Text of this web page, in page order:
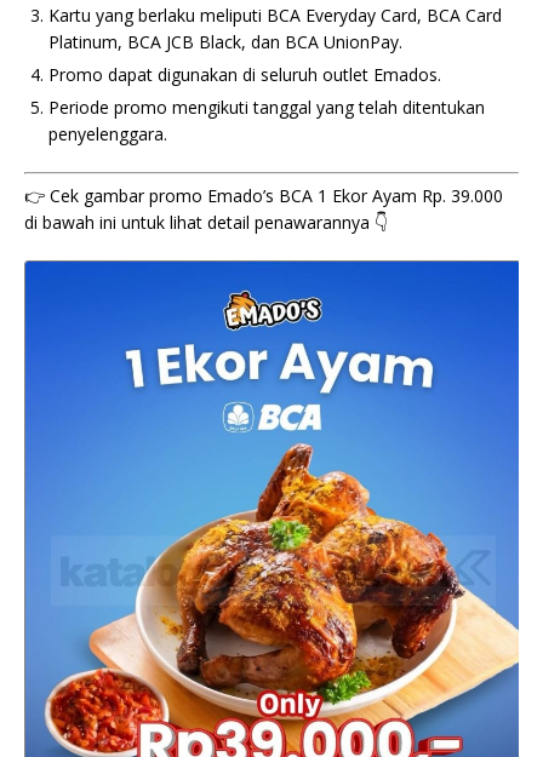
Kartu yang berlaku meliputi BCA Everyday Card, BCA Card
Platinum, BCA JCB Black, dan BCA UnionPay.
Promo dapat digunakan di seluruh outlet Emados.
Periode promo mengikuti tanggal yang telah ditentukan
penyelenggara.
👉 Cek gambar promo Emado’s BCA 1 Ekor Ayam Rp. 39.000
di bawah ini untuk lihat detail penawarannya 👇